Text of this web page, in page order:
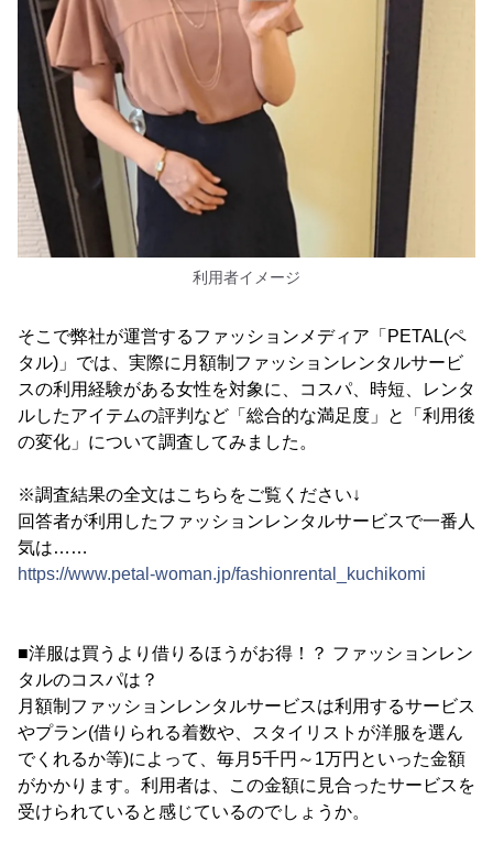
利用者イメージ
そこで弊社が運営するファッションメディア「PETAL(ペ
タル)」では、実際に月額制ファッションレンタルサービ
スの利用経験がある女性を対象に、コスパ、時短、レンタ
ルしたアイテムの評判など「総合的な満足度」と「利用後
の変化」について調査してみました。
※調査結果の全文はこちらをご覧ください↓
回答者が利用したファッションレンタルサービスで一番人
気は……
https://www.petal-woman.jp/fashionrental_kuchikomi
■洋服は買うより借りるほうがお得！？ ファッションレン
タルのコスパは？
月額制ファッションレンタルサービスは利用するサービス
やプラン(借りられる着数や、スタイリストが洋服を選ん
でくれるか等)によって、毎月5千円～1万円といった金額
がかかります。利用者は、この金額に見合ったサービスを
受けられていると感じているのでしょうか。